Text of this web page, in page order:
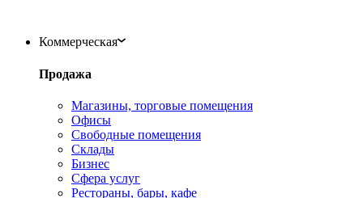
Коммерческая
Продажа
Магазины, торговые помещения
Офисы
Свободные помещения
Склады
Бизнес
Сфера услуг
Рестораны, бары, кафе